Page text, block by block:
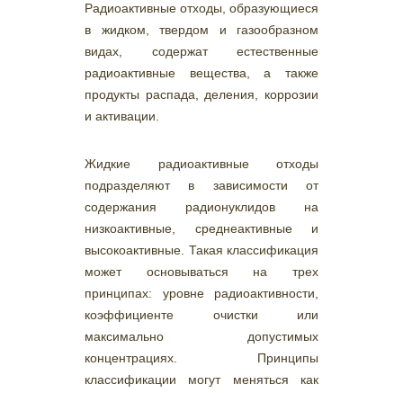
Радиоактивные отходы, образующиеся
в жидком, твердом и газообразном
видах, содержат естественные
радиоактивные вещества, а также
продукты распада, деления, коррозии
и активации.
Жидкие радиоактивные отходы
подразделяют в зависимости от
содержания радионуклидов на
низкоактивные, среднеактивные и
высокоактивные. Такая классификация
может основываться на трех
принципах: уровне радиоактивности,
коэффициенте очистки или
максимально допустимых
концентрациях. Принципы
классификации могут меняться как